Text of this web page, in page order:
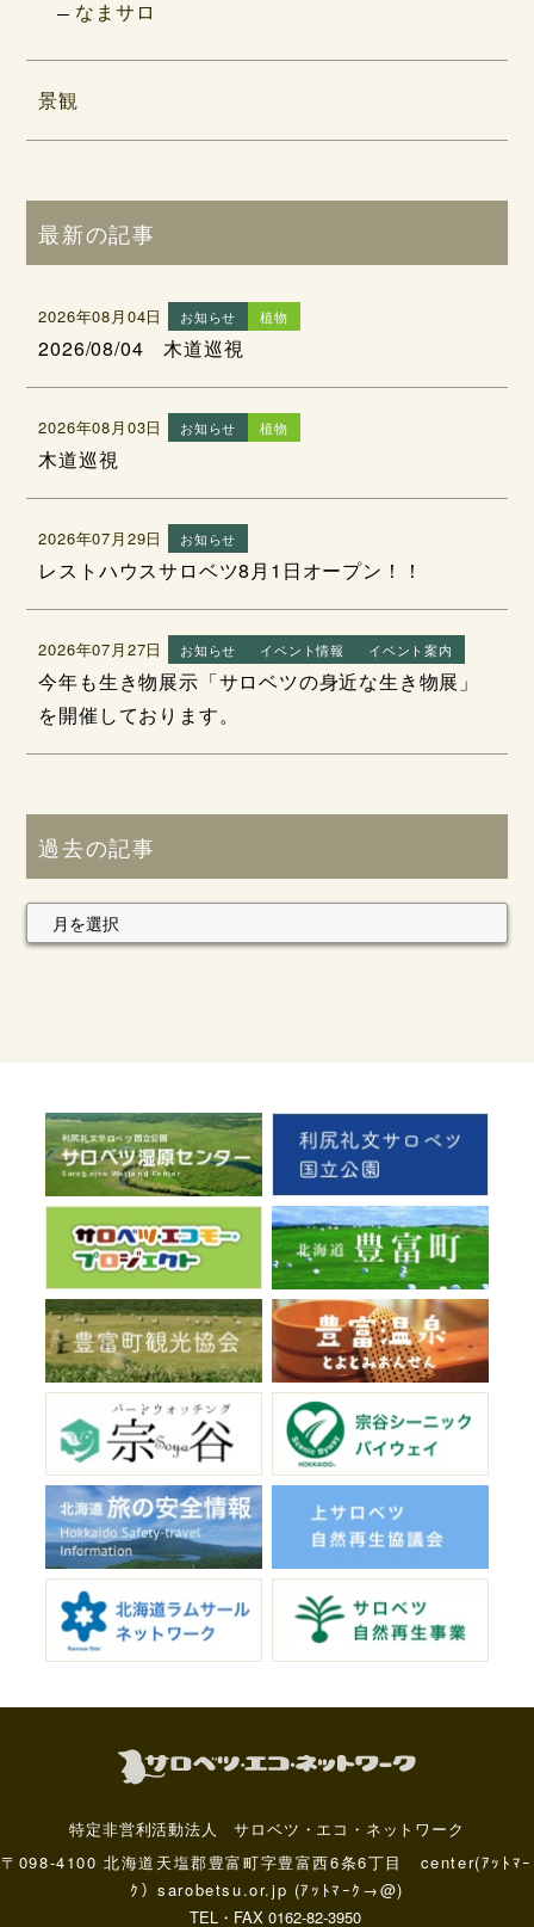
なまサロ
景観
最新の記事
2026年08月04日 お知らせ 植物
2026/08/04 木道巡視
2026年08月03日 お知らせ 植物
木道巡視
2026年07月29日 お知らせ
レストハウスサロベツ8月1日オープン！！
2026年07月27日 お知らせ イベント情報 イベント案内
今年も生き物展示「サロベツの身近な生き物展」
を開催しております。
過去の記事
特定非営利活動法人 サロベツ・エコ・ネットワーク
〒098-4100 北海道天塩郡豊富町字豊富西6条6丁目 center(ｱｯﾄﾏｰ
ｸ）sarobetsu.or.jp (ｱｯﾄﾏｰｸ→@)
TEL・FAX 0162-82-3950